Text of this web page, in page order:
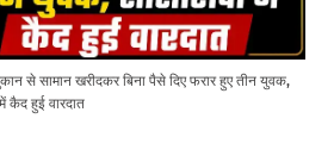
से सामान खरीदकर बिना पैसे दिए फरार हुए तीन युवक,
कैद हुई वारदात